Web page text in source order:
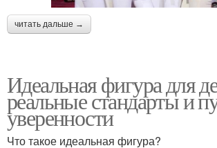
читать дальше →
Идеальная фигура для
реальные стандарты и
уверенности
Что такое идеальная фигура?